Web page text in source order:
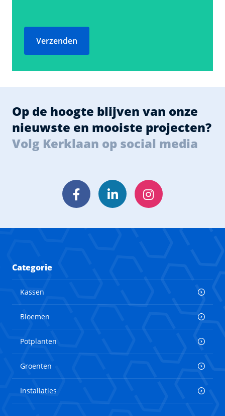
Verzenden
Op de hoogte blijven van onze
nieuwste en mooiste projecten?
Volg Kerklaan op social media
FacebookLinkedInInstagram
Categorie
Kassen
Bloemen
Potplanten
Groenten
Installaties